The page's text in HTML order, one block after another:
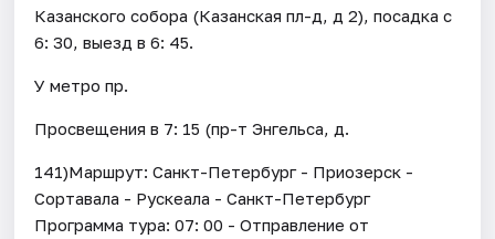
Казанского собора (Казанская пл-д, д 2), посадка с
6: 30, выезд в 6: 45.
У метро пр.
Просвещения в 7: 15 (пр-т Энгельса, д.
141)Маршрут: Санкт-Петербург - Приозерск -
Сортавала - Рускеала - Санкт-Петербург
Программа тура: 07: 00 - Отправление от